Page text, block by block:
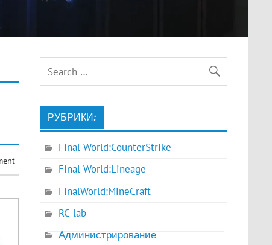
РУБРИКИ:
Final World:CounterStrike
Final World:Lineage
FinalWorld:MineCraft
RC-lab
Администрирование